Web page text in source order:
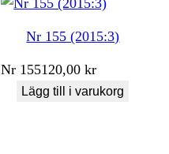
Nr 155 (2015:3)
Nr 155120,00kr
Lägg till i varukorg